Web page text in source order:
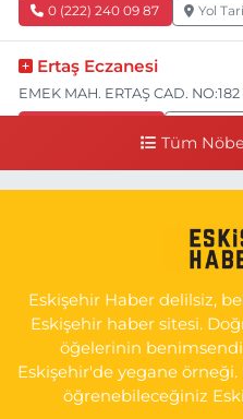
0 (222) 240 09 87 Yol
Ertaş Eczanesi
EMEK MAH. ERTAŞ CAD. NO:182
YAN SOKAĞI POLİKLİNİK KAPISI
Yol
Tüm
Eskişehir Haber delilsiz,
Eskişehir haber sitesi.
öğelerinin
Eskişehir'de yegane
öğrenebileceğiniz